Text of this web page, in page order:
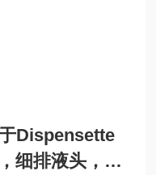
Dispensette
细排液头，10